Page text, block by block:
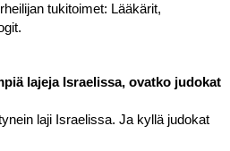
tukitoimet: Lääkärit,
lajeja Israelissa, ovatko judokat
laji Israelissa. Ja kyllä judokat